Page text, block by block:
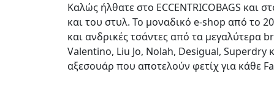
Καλώς ήλθατε στο ECCENTRICOBAGS και
και του στυλ. Το μοναδικό e-shop από το
και ανδρικές τσάντες από τα μεγαλύτερα
Valentino, Liu Jo, Nolah, Desigual, Superdry
αξεσουάρ που αποτελούν φετίχ για κάθε